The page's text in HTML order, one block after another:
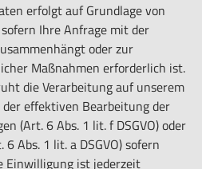
erfolgt auf Grundlage von
Ihre Anfrage mit der
oder zur
Maßnahmen erforderlich ist.
die Verarbeitung auf unserem
effektiven Bearbeitung der
(Art. 6 Abs. 1 lit. f DSGVO) oder
Abs. 1 lit. a DSGVO) sofern
Einwilligung ist jederzeit